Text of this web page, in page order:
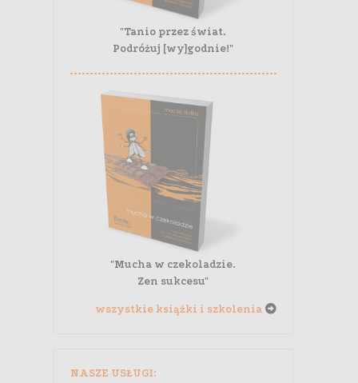
"Tanio przez świat.
Podróżuj [wy]godnie!"
"Mucha w czekoladzie.
Zen sukcesu"
wszystkie książki i szkolenia
NASZE USŁUGI: